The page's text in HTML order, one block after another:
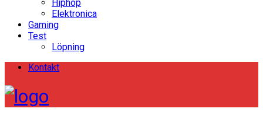
Hiphop
Elektronica
Gaming
Test
Löpning
Kontakt